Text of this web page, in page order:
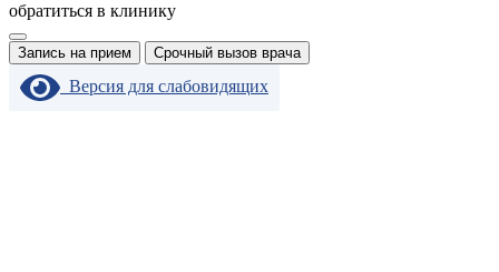
обратиться в клинику
Запись на прием Срочный вызов врача
Версия для слабовидящих